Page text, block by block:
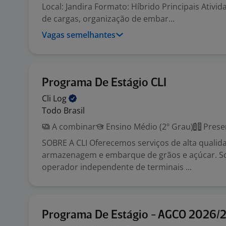
Local: Jandira Formato: Híbrido Principais
de cargas, organização de embar...
Vagas semelhantes
Programa De Estágio CLI
Cli Log
Todo Brasil
A combinar
Ensino Médio (2º Grau)
SOBRE A CLI Oferecemos serviços de alta
armazenagem e embarque de grãos e açúcar.
operador independente de terminais ...
Programa De Estágio - AGCO 2026/2